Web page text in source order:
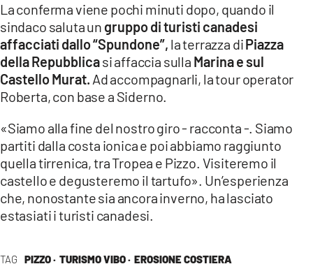
TAG PIZZO · TURISMO VIBO · EROSIONE COSTIERA
La conferma viene pochi minuti dopo, quando il
sindaco saluta un gruppo di turisti canadesi
affacciati dallo “Spundone”, la terrazza diPiazza
della Repubblicasi affaccia sulla Marina e sul
Castello Murat. Ad accompagnarli, la tour operator
Roberta, con base a Siderno.
«Siamo alla fine del nostro giro - racconta -. Siamo
partiti dalla costa ionica e poi abbiamo raggiunto
quella tirrenica, tra Tropea e Pizzo. Visiteremo il
castello e degusteremo il tartufo». Un’esperienza
che, nonostante sia ancora inverno, ha lasciato
estasiati i turisti canadesi.